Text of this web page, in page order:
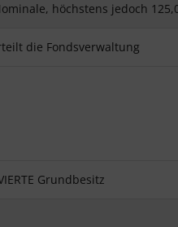
höchstens jedoch
die Fondsverwaltung
Grundbesitz